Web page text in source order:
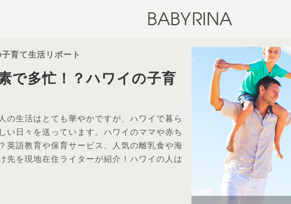
育て生活リポート
で多忙！？ハワイの子育
の生活はとても華やかですが、ハワイで暮ら
い日々を送っています。ハワイのママや赤ち
英語教育や保育サービス、人気の離乳食や海
先を現地在住ライターが紹介！ハワイの人は